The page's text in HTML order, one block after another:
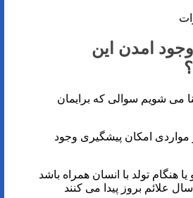
وجود امدن این
می شویم سوالی که برایمان
امکان پیشگیری وجود
هنگام تولد با انسان همراه باشد
علائم بروز پیدا می کنند